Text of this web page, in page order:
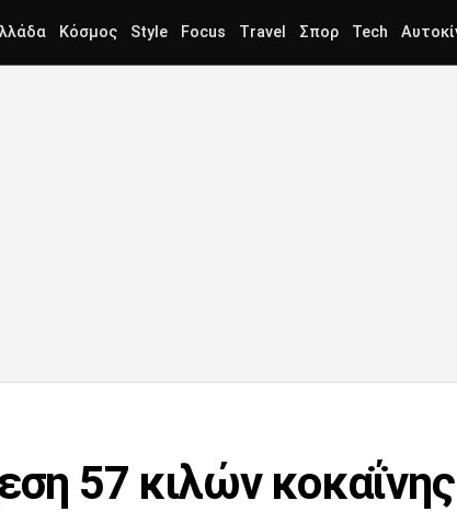
Κόσμος Style Focus Travel Σπορ Tech
57 κιλών